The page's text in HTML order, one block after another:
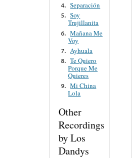
4. Separación
5. Soy
Trujillanita
6. Mañana Me
Voy
7. Ayhuala
8. Te Quiero
Porque Me
Quieres
9. Mi China
Lola
Other
Recordings
by Los
Dandys